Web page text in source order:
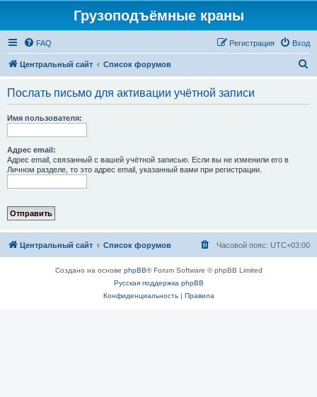
Грузоподъёмные краны
FAQ Вход
Регистрация
Центральный сайт Список форумов
Послать письмо для активации учётной записи
Имя пользователя:
Адрес email:
Адрес email, связанный с вашей учётной записью. Если вы не изменили его в
Личном разделе, то это адрес email, указанный вами при регистрации.
Центральный сайт Список форумов Часовой пояс: UTC+03:00
Создано на основе phpBB® Forum Software © phpBB Limited
Русская поддержка phpBB
Конфиденциальность| Правила